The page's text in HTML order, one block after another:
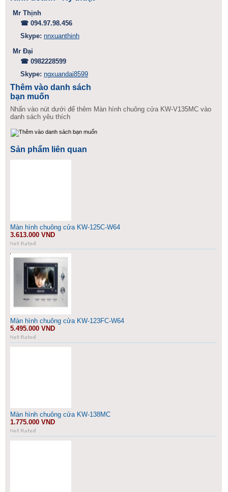
Mr Thịnh
☎ 094.97.98.456
Skype: nnxuanthinh
Mr Đại
☎ 0982228599
Skype: ngxuandai8599
Thêm vào danh sách
bạn muốn
Nhấn vào nút dưới để thêm Màn hình chuông cửa KW-V135MC vào
danh sách yêu thích
Sản phẩm liên quan
Màn hình chuông cửa KW-125C-W64
3.613.000 VND
Màn hình chuông cửa KW-123FC-W64
5.495.000 VND
Màn hình chuông cửa KW-138MC
1.775.000 VND